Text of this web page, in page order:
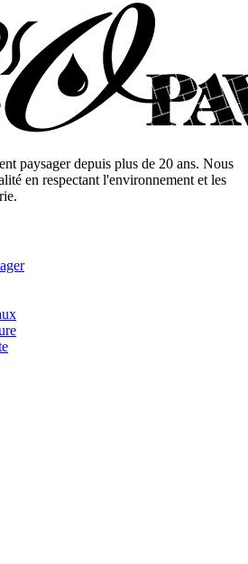
paysager depuis plus de 20 ans. Nous
en respectant l'environnement et les